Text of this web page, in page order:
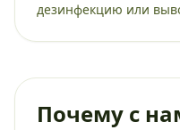
дезинфекцию или
Почему с